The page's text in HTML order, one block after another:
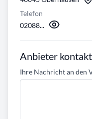
Telefon
02088...
Anbieter
Ihre Nachricht an den